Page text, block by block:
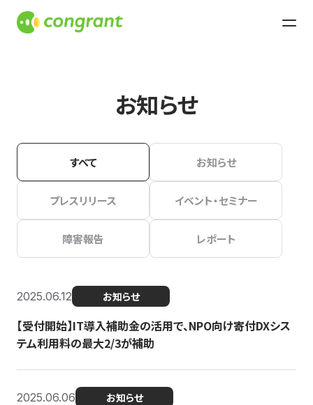
お知らせ
すべて お知らせ
プレスリリース イベント・セミナー
障害報告 レポート
2025.06.12 お知らせ
【受付開始】IT導入補助金の活用で、NPO向け寄付DXシス
テム利用料の最大2/3が補助
2025.06.06 お知らせ